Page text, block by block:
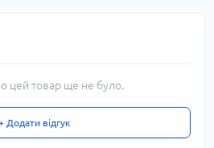
цей товар ще не було.
Додати відгук